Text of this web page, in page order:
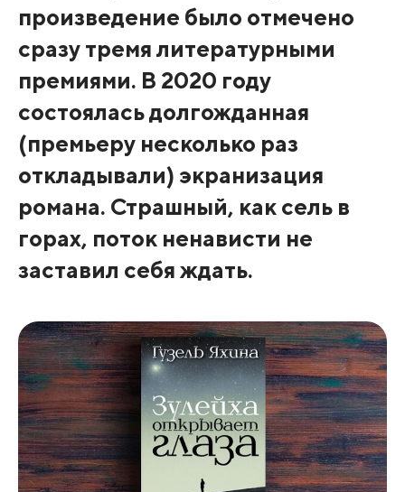
произведение было отмечено
сразу тремя литературными
премиями. В 2020 году
состоялась долгожданная
(премьеру несколько раз
откладывали) экранизация
романа. Страшный, как сель в
горах, поток ненависти не
заставил себя ждать.